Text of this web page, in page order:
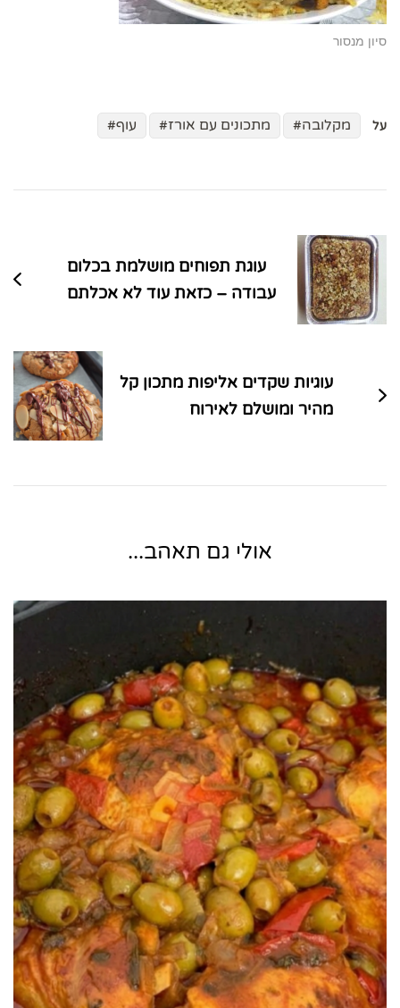
סיון מנסור
על מקלובה מתכונים עם אורז עוף
בפוסטים
עוגת תפוחים מושלמת בכלום
עבודה – כזאת עוד לא אכלתם
עוגיות שקדים אליפות מתכון קל
מהיר ומושלם לאירוח
אולי גם תאהב...